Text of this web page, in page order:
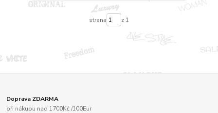
strana z 1
Doprava ZDARMA
při nákupu nad 1700Kč /100Eur